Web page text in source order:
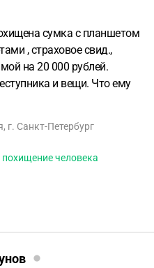
сумка с планшетом
, страховое свид.,
на 20 000 рублей.
и вещи. Что ему
, г. Санкт-Петербург
похищение человека